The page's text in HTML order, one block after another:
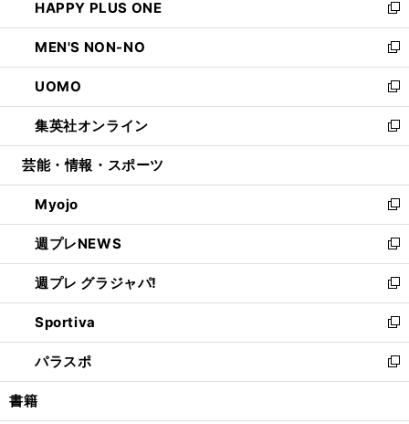
く
で
開
く
ド
ウ
で
開
く
ィ
ン
ド
ウ
で
開
く
い
ウ
ィ
ン
ド
ウ
で
開
HAPPY PLUS ONE
新
し
い
ウ
ィ
ン
ド
ウ
開
く
MEN'S NON-NO
新
し
い
ウ
ィ
ン
ウ
で
開
く
UOMO
新
し
い
ウ
ン
ド
ウ
で
開
く
集英社オンライン
新
し
ウ
ィ
ン
ド
ウ
で
開
く
芸能・情報・スポーツ
Myojo
新
し
い
ウ
ィ
ン
ド
ウ
で
開
週プレNEWS
新
し
い
ウ
ィ
ン
ド
ウ
開
週プレ グラジャパ!
新
し
い
ウ
ィ
ン
Sportiva
新
し
い
ウ
パラスポ
新
し
書籍